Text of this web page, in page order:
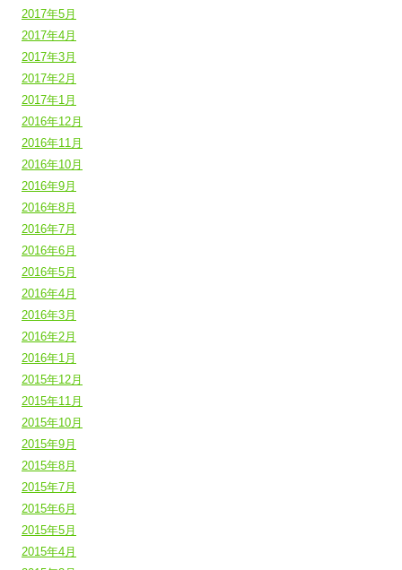
2017年5月
2017年4月
2017年3月
2017年2月
2017年1月
2016年12月
2016年11月
2016年10月
2016年9月
2016年8月
2016年7月
2016年6月
2016年5月
2016年4月
2016年3月
2016年2月
2016年1月
2015年12月
2015年11月
2015年10月
2015年9月
2015年8月
2015年7月
2015年6月
2015年5月
2015年4月